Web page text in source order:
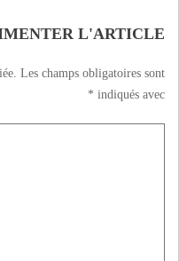
L'ARTICLE
Les champs obligatoires sont
indiqués avec
*